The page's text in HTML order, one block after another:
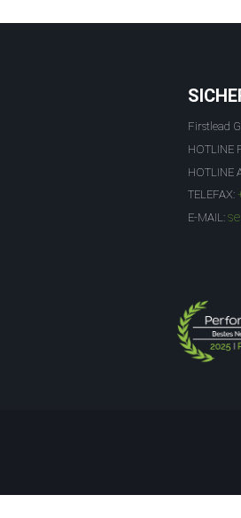
Firstlead
HOTLINE
HOTLINE
TELEFAX:
E-MAIL: